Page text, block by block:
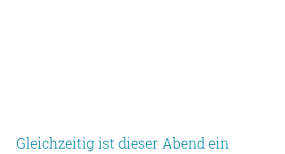
Gleichzeitig ist dieser Abend ein